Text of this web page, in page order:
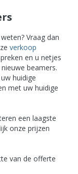
Vraag dan
verkoop
en u netjes
beamers.
huidige
met uw huidige
een laagste
onze prijzen
van de offerte